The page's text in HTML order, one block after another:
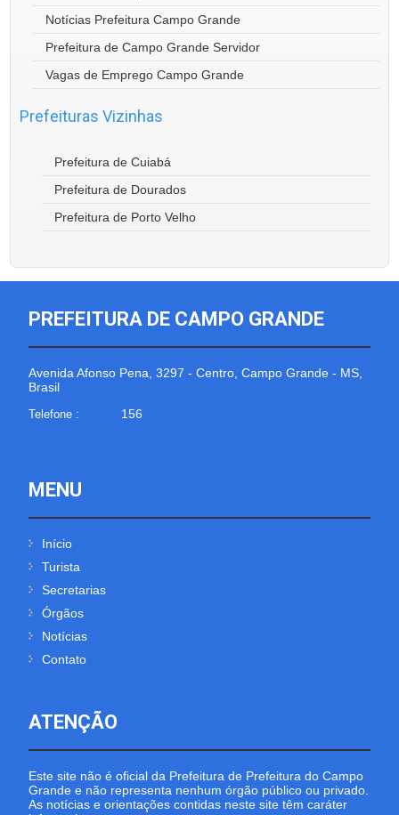
Notícias Prefeitura Campo Grande
Prefeitura de Campo Grande Servidor
Vagas de Emprego Campo Grande
Prefeituras Vizinhas
Prefeitura de Cuiabá
Prefeitura de Dourados
Prefeitura de Porto Velho
PREFEITURA DE CAMPO GRANDE
Avenida Afonso Pena, 3297 - Centro, Campo Grande - MS,
Brasil
Telefone : 156
MENU
Início
Turista
Secretarias
Órgãos
Notícias
Contato
ATENÇÃO
Este site não é oficial da Prefeitura de Prefeitura do Campo
Grande e não representa nenhum órgão público ou privado.
As notícias e orientações contidas neste site têm caráter